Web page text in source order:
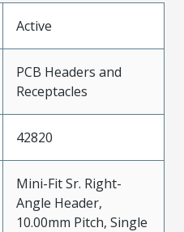
Active
PCB Headers and
Receptacles
42820
Mini-Fit Sr. Right-
Angle Header,
10.00mm Pitch, Single